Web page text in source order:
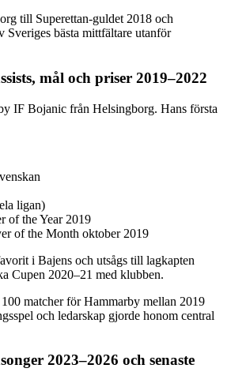
till Superettan-guldet 2018 och
Sveriges bästa mittfältare utanför
mål och priser 2019–2022
IF Bojanic från Helsingborg. Hans första
ligan)
of the Year 2019
of the Month oktober 2019
i Bajens och utsågs till lagkapten
Cupen 2020–21 med klubben.
matcher för Hammarby mellan 2019
och ledarskap gjorde honom central
2023–2026 och senaste